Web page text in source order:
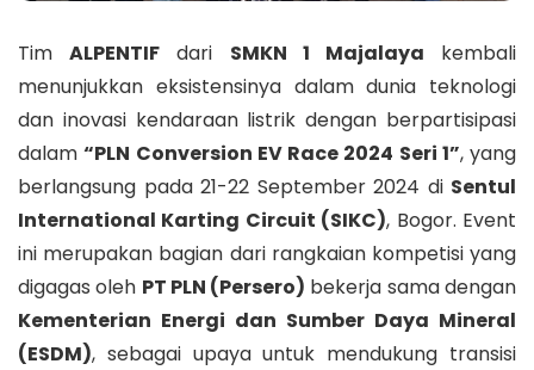
TimALPENTIF dari SMKN 1 Majalaya kembali
menunjukkan eksistensinya dalam dunia teknologi
dan inovasi kendaraan listrik dengan berpartisipasi
dalam“PLN Conversion EV Race 2024 Seri 1”, yang
berlangsung pada 21-22 September 2024 di Sentul
International Karting Circuit (SIKC), Bogor. Event
ini merupakan bagian dari rangkaian kompetisi yang
digagas oleh PT PLN (Persero) bekerja sama dengan
Kementerian Energi dan Sumber Daya Mineral
(ESDM), sebagai upaya untuk mendukung transisi